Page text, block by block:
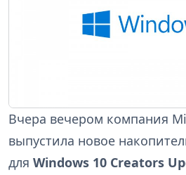
Вчера вечером компания
выпустила новое
для Windows 10 Creators